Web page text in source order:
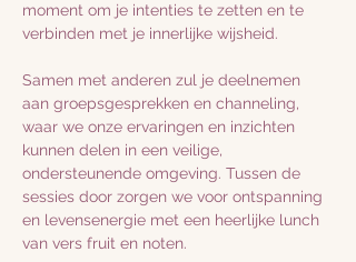
moment om je intenties te zetten en te
verbinden met je innerlijke wijsheid.
Samen met anderen zul je deelnemen
aan groepsgesprekken en channeling,
waar we onze ervaringen en inzichten
kunnen delen in een veilige,
ondersteunende omgeving. Tussen de
sessies door zorgen we voor ontspanning
en levensenergie met een heerlijke lunch
van vers fruit en noten.